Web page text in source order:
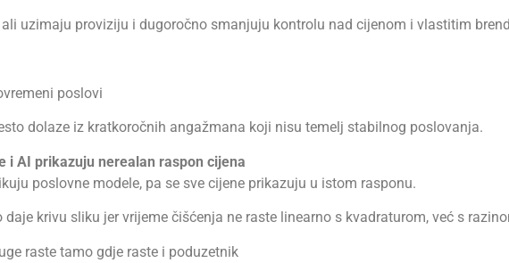
ali uzimaju proviziju i dugoročno smanjuju kontrolu nad cijenom i vlastitim
poslovi
dolaze iz kratkoročnih angažmana koji nisu temelj stabilnog poslovanja.
i AI prikazuju nerealan raspon cijena
poslovne modele, pa se sve cijene prikazuju u istom rasponu.
daje krivu sliku jer vrijeme čišćenja ne raste linearno s kvadraturom, već s
raste tamo gdje raste i poduzetnik